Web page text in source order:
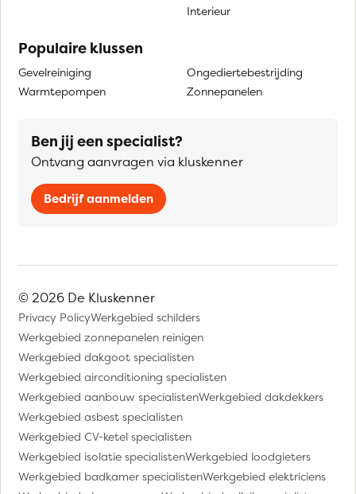
Interieur
Populaire klussen
Gevelreiniging
Warmtepompen
Ongediertebestrijding
Zonnepanelen
Ben jij een specialist?
Ontvang aanvragen via kluskenner
Bedrijf aanmelden
© 2026 De Kluskenner
Privacy PolicyWerkgebied schilders
Werkgebied zonnepanelen reinigen
Werkgebied dakgoot specialisten
Werkgebied airconditioning specialisten
Werkgebied aanbouw specialistenWerkgebied dakdekkers
Werkgebied asbest specialisten
Werkgebied CV-ketel specialisten
Werkgebied isolatie specialistenWerkgebied loodgieters
Werkgebied badkamer specialistenWerkgebied elektriciens